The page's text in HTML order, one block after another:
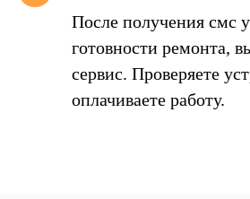
После получения смс
готовности ремонта,
сервис. Проверяете
оплачиваете работу.